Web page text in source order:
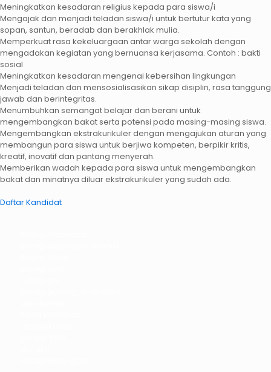
Meningkatkan kesadaran religius kepada para siswa/i
Mengajak dan menjadi teladan siswa/i untuk bertutur kata yang
sopan, santun, beradab dan berakhlak mulia.
Memperkuat rasa kekeluargaan antar warga sekolah dengan
mengadakan kegiatan yang bernuansa kerjasama. Contoh : bakti
sosial
Meningkatkan kesadaran mengenai kebersihan lingkungan
Menjadi teladan dan mensosialisasikan sikap disiplin, rasa tanggung
jawab dan berintegritas.
Menumbuhkan semangat belajar dan berani untuk
mengembangkan bakat serta potensi pada masing-masing siswa.
Mengembangkan ekstrakurikuler dengan mengajukan aturan yang
membangun para siswa untuk berjiwa kompeten, berpikir kritis,
kreatif, inovatif dan pantang menyerah.
Memberikan wadah kepada para siswa untuk mengembangkan
bakat dan minatnya diluar ekstrakurikuler yang sudah ada.
Daftar Kandidat